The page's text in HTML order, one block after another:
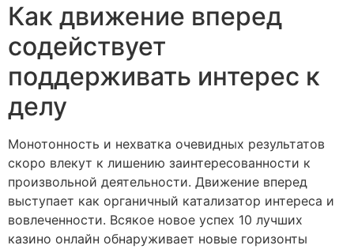
Как движение вперед
содействует
поддерживать интерес к
делу
Монотонность и нехватка очевидных результатов
скоро влекут к лишению заинтересованности к
произвольной деятельности. Движение вперед
выступает как органичный катализатор интереса и
вовлеченности. Всякое новое успех 10 лучших
казино онлайн обнаруживает новые горизонты